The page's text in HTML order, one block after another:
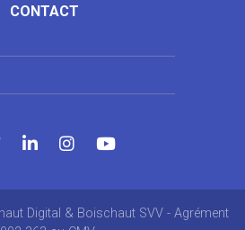
CONTACT
Digital & Boischaut SVV - Agrément